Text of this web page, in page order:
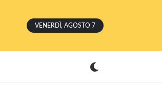
VENERDÌ, AGOSTO 7